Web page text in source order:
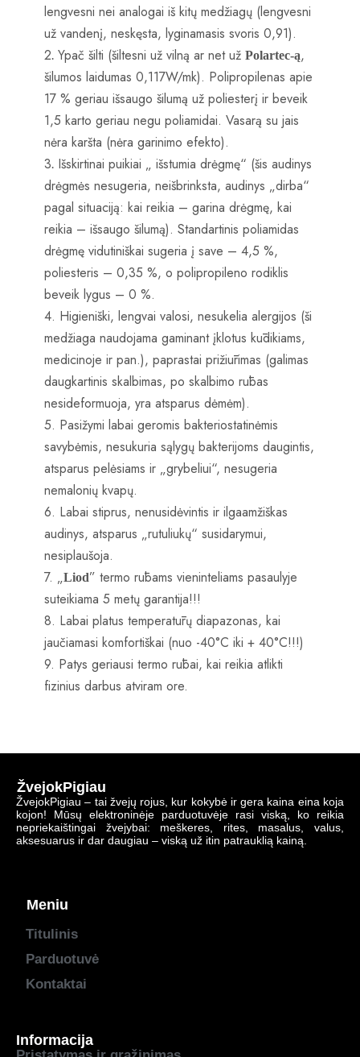
lengvesni nei analogai iš kitų medžiagų (lengvesni
už vandenį, neskęsta, lyginamasis svoris 0,91).
2. Ypač šilti (šiltesni už vilną ar net už Polartec-ą,
šilumos laidumas 0,117W/mk). Polipropilenas apie
17 % geriau išsaugo šilumą už poliesterį ir beveik
1,5 karto geriau negu poliamidai. Vasarą su jais
nėra karšta (nėra garinimo efekto).
3. Išskirtinai puikiai „ išstumia drėgmę“ (šis audinys
drėgmės nesugeria, neišbrinksta, audinys „dirba“
pagal situaciją: kai reikia – garina drėgmę, kai
reikia – išsaugo šilumą). Standartinis poliamidas
drėgmę vidutiniškai sugeria į save – 4,5 %,
poliesteris – 0,35 %, o polipropileno rodiklis
beveik lygus – 0 %.
4. Higieniški, lengvai valosi, nesukelia alergijos (ši
medžiaga naudojama gaminant įklotus kūdikiams,
medicinoje ir pan.), paprastai prižiūrimas (galimas
daugkartinis skalbimas, po skalbimo rūbas
nesideformuoja, yra atsparus dėmėm).
5. Pasižymi labai geromis bakteriostatinėmis
savybėmis, nesukuria sąlygų bakterijoms daugintis,
atsparus pelėsiams ir „grybeliui“, nesugeria
nemalonių kvapų.
6. Labai stiprus, nenusidėvintis ir ilgaamžiškas
audinys, atsparus „rutuliukų“ susidarymui,
nesiplaušoja.
7. „Liod” termo rūbams vieninteliams pasaulyje
suteikiama 5 metų garantija!!!
8. Labai platus temperatūrų diapazonas, kai
jaučiamasi komfortiškai (nuo -40°C iki + 40°C!!!)
9. Patys geriausi termo rūbai, kai reikia atlikti
fizinius darbus atviram ore.
ŽvejokPigiau
ŽvejokPigiau – tai žvejų rojus, kur kokybė ir gera kaina eina koja
kojon! Mūsų elektroninėje parduotuvėje rasi viską, ko reikia
nepriekaištingai žvejybai: meškeres, rites, masalus, valus,
aksesuarus ir dar daugiau – viską už itin patrauklią kainą.
Meniu
Titulinis
Parduotuvė
Kontaktai
Informacija